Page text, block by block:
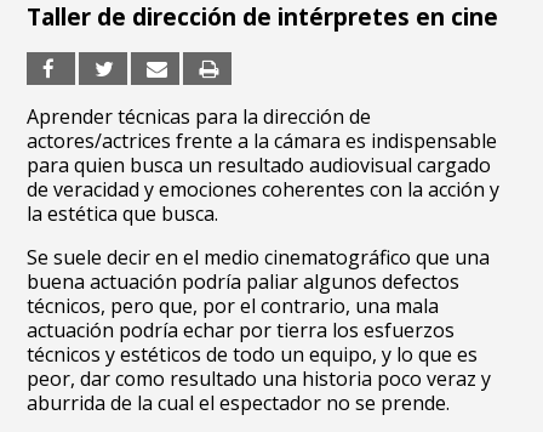
Taller de dirección de intérpretes en cine
Aprender técnicas para la dirección de
actores/actrices frente a la cámara es indispensable
para quien busca un resultado audiovisual cargado
de veracidad y emociones coherentes con la acción y
la estética que busca.
Se suele decir en el medio cinematográfico que una
buena actuación podría paliar algunos defectos
técnicos, pero que, por el contrario, una mala
actuación podría echar por tierra los esfuerzos
técnicos y estéticos de todo un equipo, y lo que es
peor, dar como resultado una historia poco veraz y
aburrida de la cual el espectador no se prende.